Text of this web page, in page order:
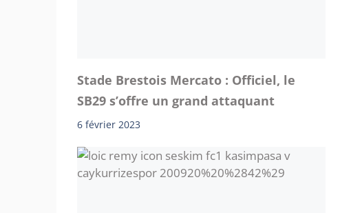
Stade Brestois Mercato : Officiel, le
SB29 s’offre un grand attaquant
6 février 2023